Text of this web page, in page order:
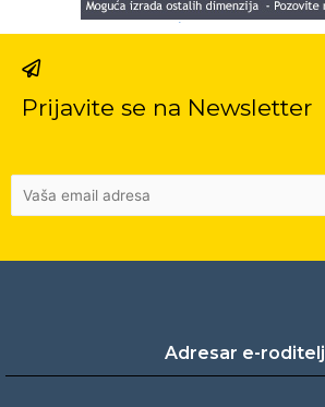
Prijavite se na Newsletter
Adresar e-roditelj